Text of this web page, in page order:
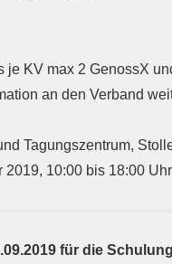
je KV max 2 GenossX
an den Verband
Tagungszentrum,
2019, 10:00 bis 18:00 Uhr
für die